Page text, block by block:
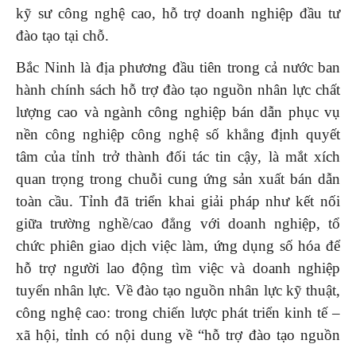
kỹ sư công nghệ cao, hỗ trợ doanh nghiệp đầu tư
đào tạo tại chỗ.
Bắc Ninh là địa phương đầu tiên trong cả nước ban
hành chính sách hỗ trợ đào tạo nguồn nhân lực chất
lượng cao và ngành công nghiệp bán dẫn phục vụ
nền công nghiệp công nghệ số khẳng định quyết
tâm của tỉnh trở thành đối tác tin cậy, là mắt xích
quan trọng trong chuỗi cung ứng sản xuất bán dẫn
toàn cầu. Tỉnh đã triển khai giải pháp như kết nối
giữa trường nghề/cao đẳng với doanh nghiệp, tổ
chức phiên giao dịch việc làm, ứng dụng số hóa để
hỗ trợ người lao động tìm việc và doanh nghiệp
tuyển nhân lực. Về đào tạo nguồn nhân lực kỹ thuật,
công nghệ cao: trong chiến lược phát triển kinh tế –
xã hội, tỉnh có nội dung về “hỗ trợ đào tạo nguồn